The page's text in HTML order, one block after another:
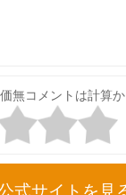
無コメントは計算か
式サイトを見